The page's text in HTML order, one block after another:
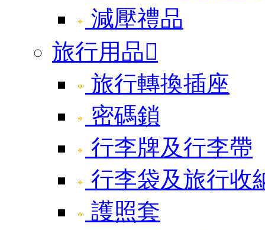
減壓禮品
旅行用品
旅行轉換插座
密碼鎖
行李牌及行李帶
行李袋及旅行收
護照套